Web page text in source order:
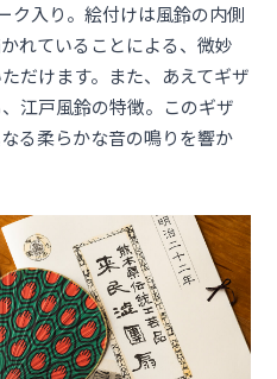
ク入り。絵付けは風鈴の内側
れていることによる、微妙
だけます。また、あえてギザ
江戸風鈴の特徴。このギザ
る柔らかな音の鳴りを響か